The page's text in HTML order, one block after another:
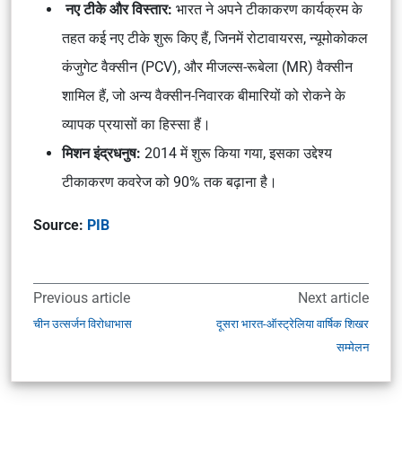
नए टीके और विस्तार: भारत ने अपने टीकाकरण कार्यक्रम के
तहत कई नए टीके शुरू किए हैं, जिनमें रोटावायरस, न्यूमोकोकल
कंजुगेट वैक्सीन (PCV), और मीजल्स-रूबेला (MR) वैक्सीन
शामिल हैं, जो अन्य वैक्सीन-निवारक बीमारियों को रोकने के
व्यापक प्रयासों का हिस्सा हैं।
मिशन इंद्रधनुष: 2014 में शुरू किया गया, इसका उद्देश्य
टीकाकरण कवरेज को 90% तक बढ़ाना है।
Source: PIB
Previous article
चीन उत्सर्जन विरोधाभास
Next article
दूसरा भारत-ऑस्ट्रेलिया वार्षिक शिखर
सम्मेलन